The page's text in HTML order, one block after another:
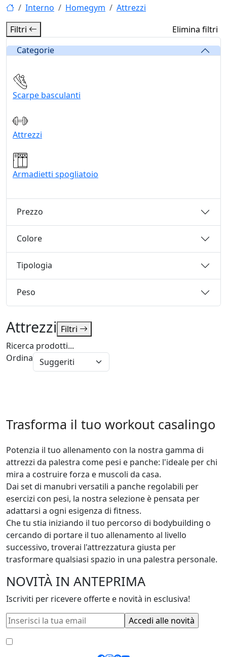
Interno Homegym
Attrezzi
Filtri
Elimina filtri
Categorie
Scarpe basculanti
Attrezzi
Armadietti spogliatoio
Prezzo
Colore
Tipologia
Peso
Attrezzi Filtri
Ricerca prodotti...
Ordina
Trasforma il tuo workout casalingo
Potenzia il tuo allenamento con la nostra gamma di
attrezzi da palestra come pesi e panche: l'ideale per chi
mira a costruire forza e muscoli da casa.
Dai set di manubri versatili a panche regolabili per
esercizi con pesi, la nostra selezione è pensata per
adattarsi a ogni esigenza di fitness.
Che tu stia iniziando il tuo percorso di bodybuilding o
cercando di portare il tuo allenamento al livello
successivo, troverai l'attrezzatura giusta per
trasformare qualsiasi spazio in una palestra personale.
NOVITÀ IN ANTEPRIMA
Iscriviti per ricevere offerte e novità in esclusiva!